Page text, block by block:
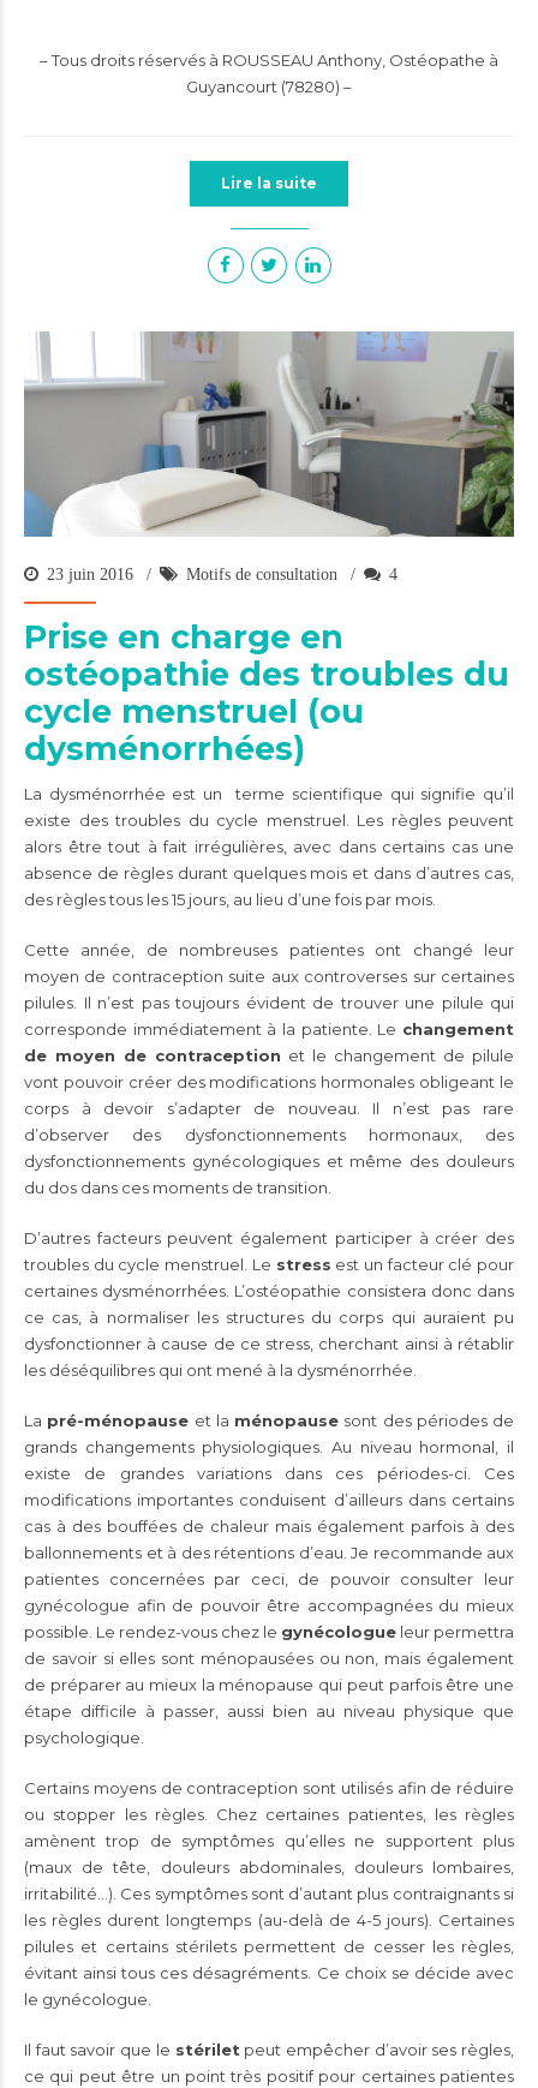
– Tous droits réservés à ROUSSEAU Anthony, Ostéopathe à
Guyancourt (78280) –
Lire la suite
23 juin 2016 Motifs de consultation 4
Prise en charge en
ostéopathie des troubles du
cycle menstruel (ou
dysménorrhées)
La dysménorrhée est un terme scientifique qui signifie qu’il
existe des troubles du cycle menstruel. Les règles peuvent
alors être tout à fait irrégulières, avec dans certains cas une
absence de règles durant quelques mois et dans d’autres cas,
des règles tous les 15 jours, au lieu d’une fois par mois.
Cette année, de nombreuses patientes ont changé leur
moyen de contraception suite aux controverses sur certaines
pilules. Il n’est pas toujours évident de trouver une pilule qui
corresponde immédiatement à la patiente. Le changement
de moyen de contraception et le changement de pilule
vont pouvoir créer des modifications hormonales obligeant le
corps à devoir s’adapter de nouveau. Il n’est pas rare
d’observer des dysfonctionnements hormonaux, des
dysfonctionnements gynécologiques et même des douleurs
du dos dans ces moments de transition.
D’autres facteurs peuvent également participer à créer des
troubles du cycle menstruel. Le stress est un facteur clé pour
certaines dysménorrhées. L’ostéopathie consistera donc dans
ce cas, à normaliser les structures du corps qui auraient pu
dysfonctionner à cause de ce stress, cherchant ainsi à rétablir
les déséquilibres qui ont mené à la dysménorrhée.
La pré-ménopause et la ménopause sont des périodes de
grands changements physiologiques. Au niveau hormonal, il
existe de grandes variations dans ces périodes-ci. Ces
modifications importantes conduisent d’ailleurs dans certains
cas à des bouffées de chaleur mais également parfois à des
ballonnements et à des rétentions d’eau. Je recommande aux
patientes concernées par ceci, de pouvoir consulter leur
gynécologue afin de pouvoir être accompagnées du mieux
possible. Le rendez-vous chez le gynécologue leur permettra
de savoir si elles sont ménopausées ou non, mais également
de préparer au mieux la ménopause qui peut parfois être une
étape difficile à passer, aussi bien au niveau physique que
psychologique.
Certains moyens de contraception sont utilisés afin de réduire
ou stopper les règles. Chez certaines patientes, les règles
amènent trop de symptômes qu’elles ne supportent plus
(maux de tête, douleurs abdominales, douleurs lombaires,
irritabilité…). Ces symptômes sont d’autant plus contraignants si
les règles durent longtemps (au-delà de 4-5 jours). Certaines
pilules et certains stérilets permettent de cesser les règles,
évitant ainsi tous ces désagréments. Ce choix se décide avec
le gynécologue.
Il faut savoir que le stériletpeut empêcher d’avoir ses règles,
ce qui peut être un point très positif pour certaines patientes